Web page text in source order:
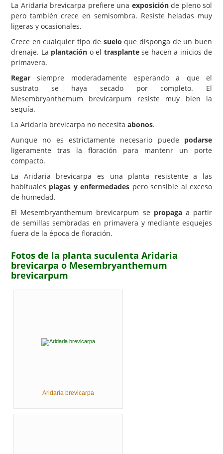
La Aridaria brevicarpa prefiere una exposiciónde pleno sol
pero también crece en semisombra. Resiste heladas muy
ligeras y ocasionales.
Crece en cualquier tipo de suelo que disponga de un buen
drenaje. La plantación o el trasplantese hacen a inicios de
primavera.
Regar siempre moderadamente esperando a que el
sustrato se haya secado por completo. El
Mesembryanthemum brevicarpum resiste muy bien la
sequía.
La Aridaria brevicarpa no necesita abonos.
Aunque no es estrictamente necesario puede podarse
ligeramente tras la floración para mantenr un porte
compacto.
La Aridaria brevicarpa es una planta resistente a las
habituales plagas y enfermedades pero sensible al exceso
de humedad.
El Mesembryanthemum brevicarpum se propagaa partir
de semillas sembradas en primavera y mediante esquejes
fuera de la época de floración.
Fotos de la planta suculenta Aridaria
brevicarpa o Mesembryanthemum
brevicarpum
Aridaria brevicarpa